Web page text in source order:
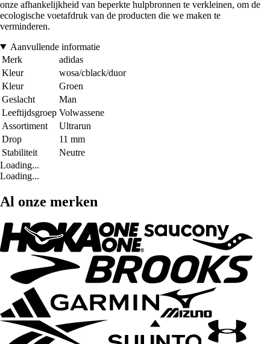
onze afhankelijkheid van beperkte hulpbronnen te verkleinen, om de
ecologische voetafdruk van de producten die we maken te
verminderen.
Aanvullende informatie
Merk
adidas
Kleur
wosa/cblack/duor
Kleur
Groen
Geslacht
Man
Leeftijdsgroep Volwassene
Assortiment
Ultrarun
Drop
11 mm
Stabiliteit
Neutre
Loading...
Loading...
Al onze merken